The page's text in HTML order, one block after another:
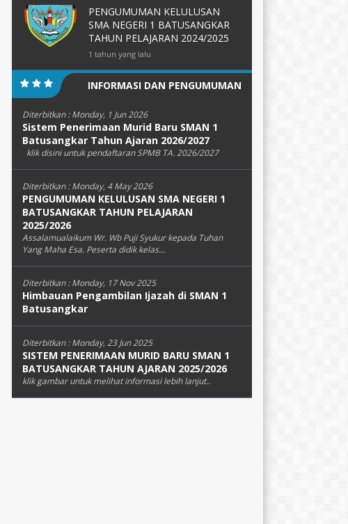
PENGUMUMAN KELULUSAN
SMA NEGERI 1 BATUSANGKAR
TAHUN PELAJARAN 2024/2025
1 tahun yang lalu
INFORMASI DAN PENGUMUMAN
Diterbitkan :Monday, 1 Jun 2026
Sistem Penerimaan Murid Baru SMAN 1
Batusangkar Tahun Ajaran 2026/2027
klik disini untuk pendaftaran SPMB TA. 2026/2027
Diterbitkan :Monday, 4 May 2026
PENGUMUMAN KELULUSAN SMA NEGERI 1
BATUSANGKAR TAHUN PELAJARAN
2025/2026
Assalamualaikum Wr. Wb Puji Syukur kepada Tuhan
Yang Maha Esa. Peserta didik kelas...
Diterbitkan :Monday, 17 Nov 2025
Himbauan Pengambilan Ijazah di SMAN 1
Batusangkar
Diterbitkan :Monday, 23 Jun 2025
SISTEM PENERIMAAN MURID BARU SMAN 1
BATUSANGKAR TAHUN AJARAN 2025/2026
klik gambar untuk melihat informasi lebih lanjut..